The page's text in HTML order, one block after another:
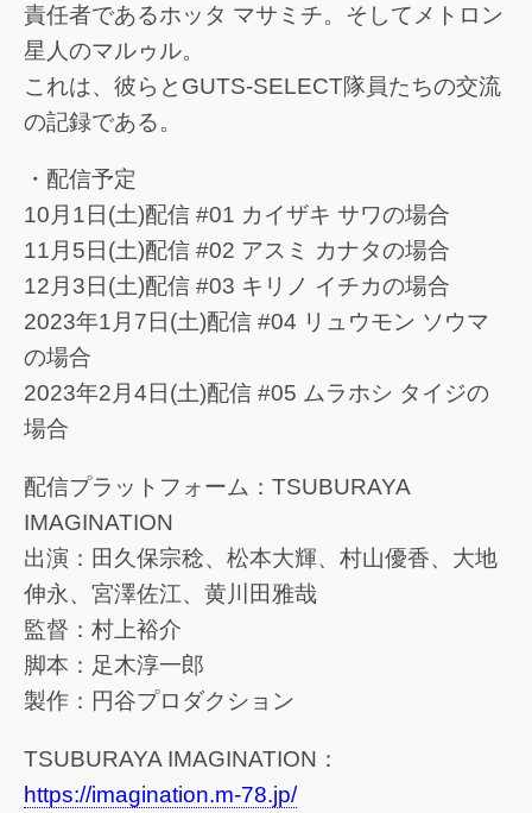
責任者であるホッタ マサミチ。そしてメトロン
星人のマルゥル。
これは、彼らとGUTS-SELECT隊員たちの交流
の記録である。
・配信予定
10月1日(土)配信 #01 カイザキ サワの場合
11月5日(土)配信 #02 アスミ カナタの場合
12月3日(土)配信 #03 キリノ イチカの場合
2023年1月7日(土)配信 #04 リュウモン ソウマ
の場合
2023年2月4日(土)配信 #05 ムラホシ タイジの
場合
配信プラットフォーム：TSUBURAYA
IMAGINATION
出演：田久保宗稔、松本大輝、村山優香、大地
伸永、宮澤佐江、黄川田雅哉
監督：村上裕介
脚本：足木淳一郎
製作：円谷プロダクション
TSUBURAYA IMAGINATION：
https://imagination.m-78.jp/